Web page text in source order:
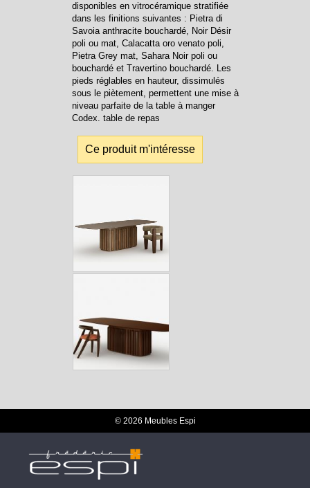
disponibles en vitrocéramique stratifiée
dans les finitions suivantes : Pietra di
Savoia anthracite bouchardé, Noir Désir
poli ou mat, Calacatta oro venato poli,
Pietra Grey mat, Sahara Noir poli ou
bouchardé et Travertino bouchardé. Les
pieds réglables en hauteur, dissimulés
sous le piètement, permettent une mise à
niveau parfaite de la table à manger
Codex. table de repas
Ce produit m'intéresse
© 2026 Meubles Espi